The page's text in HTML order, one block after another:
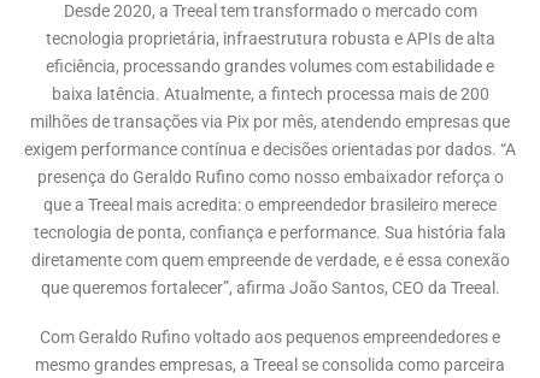
Desde 2020, a Treeal tem transformado o mercado com
tecnologia proprietária, infraestrutura robusta e APIs de alta
eficiência, processando grandes volumes com estabilidade e
baixa latência. Atualmente, a fintech processa mais de 200
milhões de transações via Pix por mês, atendendo empresas que
exigem performance contínua e decisões orientadas por dados. “A
presença do Geraldo Rufino como nosso embaixador reforça o
que a Treeal mais acredita: o empreendedor brasileiro merece
tecnologia de ponta, confiança e performance. Sua história fala
diretamente com quem empreende de verdade, e é essa conexão
que queremos fortalecer”, afirma João Santos, CEO da Treeal.
Com Geraldo Rufino voltado aos pequenos empreendedores e
mesmo grandes empresas, a Treeal se consolida como parceira